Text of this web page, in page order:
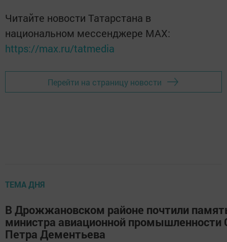
Читайте новости Татарстана в
национальном мессенджере MАХ:
https://max.ru/tatmedia
Перейти на страницу новости
ТЕМА ДНЯ
В Дрожжановском районе почтили
министра авиационной промышленности
Петра Дементьева